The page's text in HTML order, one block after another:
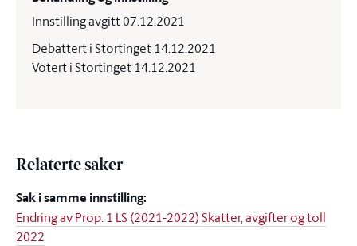
Innstilling avgitt 07.12.2021
Debattert i Stortinget 14.12.2021
Votert i Stortinget 14.12.2021
Relaterte saker
Sak i samme innstilling:
Endring av Prop. 1 LS (2021-2022) Skatter, avgifter og toll
2022